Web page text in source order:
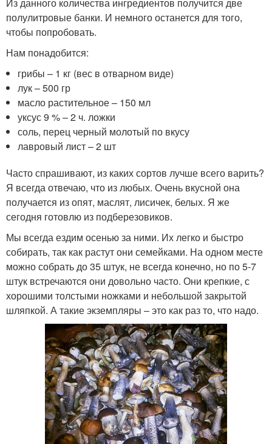
Из данного количества ингредиентов получится две
полулитровые банки. И немного останется для того,
чтобы попробовать.
Нам понадобится:
грибы – 1 кг (вес в отварном виде)
лук – 500 гр
масло растительное – 150 мл
уксус 9 % – 2 ч. ложки
соль, перец черный молотый по вкусу
лавровый лист – 2 шт
Часто спрашивают, из каких сортов лучше всего варить?
Я всегда отвечаю, что из любых. Очень вкусной она
получается из опят, маслят, лисичек, белых. Я же
сегодня готовлю из подберезовиков.
Мы всегда ездим осенью за ними. Их легко и быстро
собирать, так как растут они семейками. На одном месте
можно собрать до 35 штук, не всегда конечно, но по 5-7
штук встречаются они довольно часто. Они крепкие, с
хорошими толстыми ножками и небольшой закрытой
шляпкой. А такие экземпляры – это как раз то, что надо.